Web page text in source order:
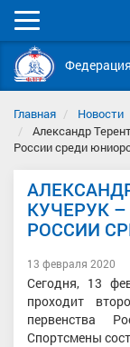
Мобильное
меню
Главная
Новости
Александр
России среди
КУЧЕРУК
РОССИИ
13 февраля 2020
Сегодня, 13
проходит
первенства
Спортсмены